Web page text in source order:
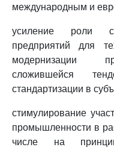
международным и
усиление роли
предприятий для
модернизации
сложившейся
стандартизации в
стимулирование
промышленности в
числе на